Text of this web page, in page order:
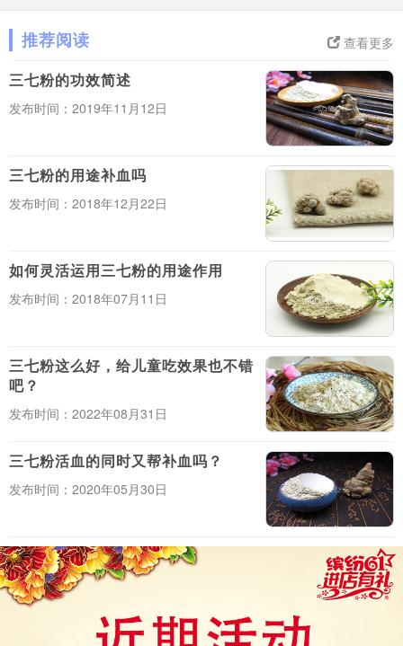
查看更多
推荐阅读
三七粉的功效简述
发布时间：2019年11月12日
三七粉的用途补血吗
发布时间：2018年12月22日
如何灵活运用三七粉的用途作用
发布时间：2018年07月11日
三七粉这么好，给儿童吃效果也不错
吧？
发布时间：2022年08月31日
三七粉活血的同时又帮补血吗？
发布时间：2020年05月30日